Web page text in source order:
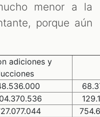
menor a la
porque aún
adiciones y